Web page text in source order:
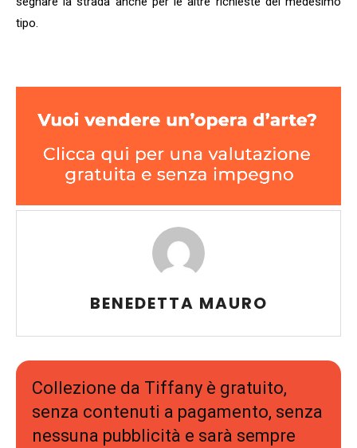
tipo.
BENEDETTA MAURO
Collezione da Tiffany è gratuito,
senza contenuti a pagamento, senza
nessuna pubblicità e sarà sempre